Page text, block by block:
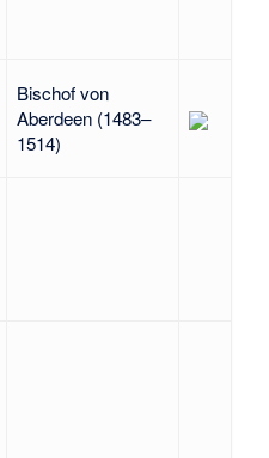
Bischof von
Aberdeen (1483–
1514)